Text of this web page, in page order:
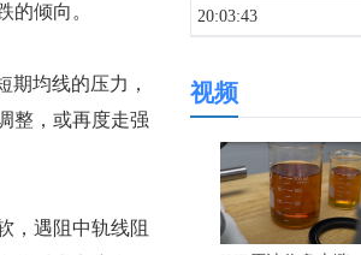
的倾向。
均线的压力，
整，或再度走强
，遇阻中轨线阻
20:03:43
20:01:43
19:59:49
19:53:27
视频